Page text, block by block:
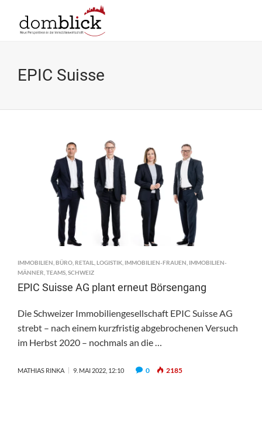
EPIC Suisse
IMMOBILIEN BÜRO RETAIL LOGISTIK IMMOBILIEN-FRAUEN IMMOBILIEN-
MÄNNER TEAMS SCHWEIZ
EPIC Suisse AG plant erneut Börsengang
Die Schweizer Immobiliengesellschaft EPIC Suisse AG
strebt – nach einem kurzfristig abgebrochenen Versuch
im Herbst 2020 – nochmals an die …
MATHIAS RINKA 9. MAI 2022, 12:10 0 2185